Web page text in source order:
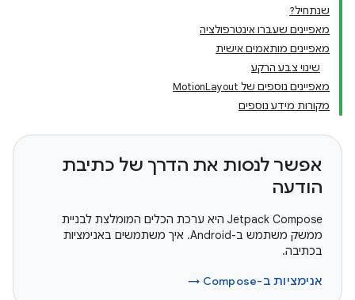
שנתחיל?
מאפיינים שעברו אינטרפולציה
מאפיינים מותאמים אישית
שינוי צבע הרקע
מאפיינים נוספים של MotionLayout
מקורות מידע נוספים
אפשר לנסות את הדרך של כתיבת
הודעה
‫Jetpack Compose היא ערכת הכלים המומלצת לבניית
ממשק משתמש ב-Android. איך משתמשים באנימציות
בכתיבה.
אנימציות ב-Compose‏ →